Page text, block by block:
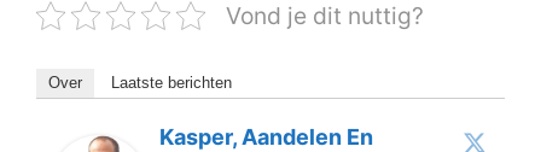
Vond je dit nuttig?
Over Laatste berichten
Kasper, Aandelen En